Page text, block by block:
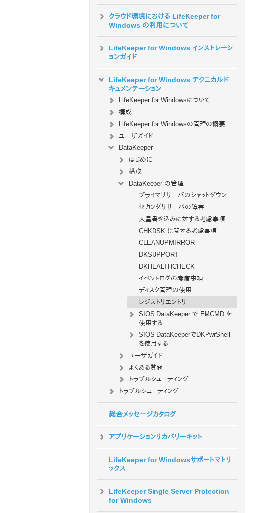
クラウド環境における LifeKeeper for
Windows の利用について
LifeKeeper for Windows インストレーシ
ョンガイド
LifeKeeper for Windows テクニカルド
キュメンテーション
LifeKeeper for Windowsについて
構成
LifeKeeper for Windowsの管理の概要
ユーザガイド
DataKeeper
はじめに
構成
DataKeeper の管理
プライマリサーバのシャットダウン
セカンダリサーバの障害
大量書き込みに対する考慮事項
CHKDSK に関する考慮事項
CLEANUPMIRROR
DKSUPPORT
DKHEALTHCHECK
イベントログの考慮事項
ディスク管理の使用
レジストリエントリー
SIOS DataKeeper で EMCMD を
使用する
SIOS DataKeeperでDKPwrShell
を使用する
ユーザガイド
よくある質問
トラブルシューティング
トラブルシューティング
総合メッセージカタログ
アプリケーションリカバリーキット
LifeKeeper for Windowsサポートマトリ
ックス
LifeKeeper Single Server Protection
for Windows